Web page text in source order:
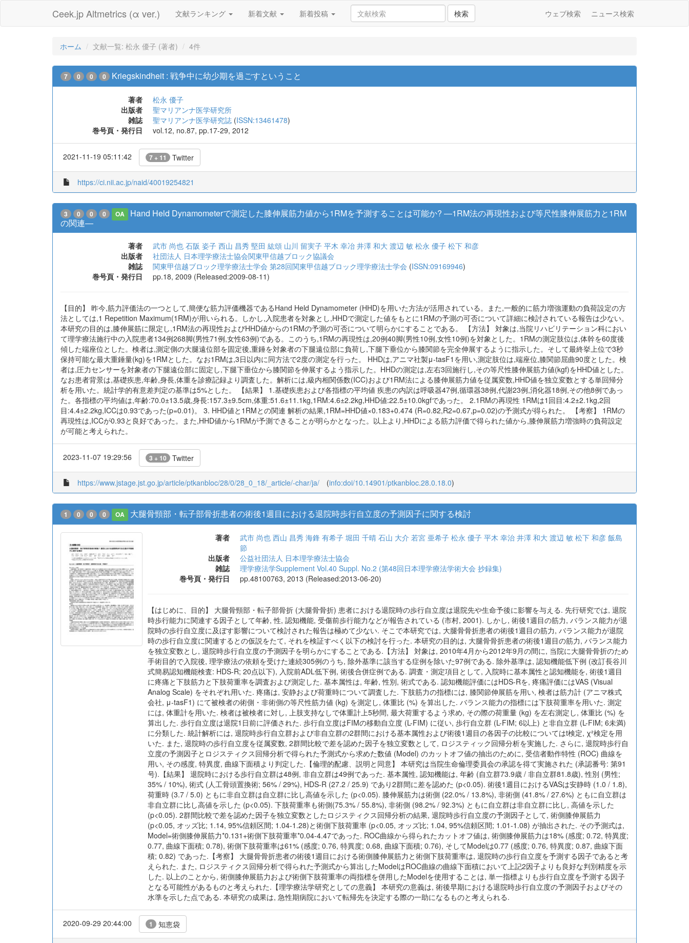
Ceek.jp Altmetrics (α ver.) 文献ランキング 新着文献 新着投稿 検索 ウェブ検索 ニュース検索
ホーム 文献一覧: 松永 優子 (著者) 4件
7 0 0 0 Kriegskindheit : 戦争中に幼少期を過ごすということ
著者
松永 優子
出版者
聖マリアンナ医学研究所
雑誌
聖マリアンナ医学研究誌 (ISSN:13461478)
巻号頁・発行日
vol.12, no.87, pp.17-29, 2012
2021-11-19 05:11:42 7 + 11 Twitter
https://ci.nii.ac.jp/naid/40019254821
3 0 0 0 OA
Hand Held Dynamometerで測定した膝伸展筋力値から1RMを予測することは可能か? ―1RM法の再現性および等尺性膝伸展筋力と1RM
の関連―
著者 武市 尚也 石阪 姿子 西山 昌秀 堅田 紘頌 山川 留実子 平木 幸冶 井澤 和大 渡辺 敏 松永 優子 松下 和彦
出版者
社団法人 日本理学療法士協会関東甲信越ブロック協議会
雑誌
関東甲信越ブロック理学療法士学会 第28回関東甲信越ブロック理学療法士学会 (ISSN:09169946)
巻号頁・発行日
pp.18, 2009 (Released:2009-08-11)
【目的】 昨今,筋力評価法の一つとして,簡便な筋力評価機器であるHand Held Dynamometer (HHD)を用いた方法が活用されている。また,一般的に筋力増強運動の負荷設定の方
法としては,1 Repetition Maximum(1RM)が用いられる。しかし,入院患者を対象とし,HHDで測定した値をもとに1RMの予測の可否について詳細に検討されている報告は少ない。
本研究の目的は,膝伸展筋に限定し,1RM法の再現性およびHHD値からの1RMの予測の可否について明らかにすることである。 【方法】 対象は,当院リハビリテーション科におい
て理学療法施行中の入院患者134例268脚(男性71例,女性63例)である。このうち,1RMの再現性は,20例40脚(男性10例,女性10例)を対象とした。1RMの測定肢位は,体幹を60度後
傾した端座位とした。検者は,測定側の大腿遠位部を固定後,重錘を対象者の下腿遠位部に負荷し,下腿下垂位から膝関節を完全伸展するように指示した。そして最終挙上位で3秒
保持可能な最大重錘量(kg)を1RMとした。なお1RMは,3日以内に同方法で2度の測定を行った。 HHDは,アニマ社製μ-tasF1を用い,測定肢位は,端座位,膝関節屈曲90度とした。検
者は,圧力センサーを対象者の下腿遠位部に固定し,下腿下垂位から膝関節を伸展するよう指示した。HHDの測定は,左右3回施行し,その等尺性膝伸展筋力値(kgf)をHHD値とした。
なお患者背景は,基礎疾患,年齢,身長,体重を診療記録より調査した。解析には,級内相関係数(ICC)および1RM法による膝伸展筋力値を従属変数,HHD値を独立変数とする単回帰分
析を用いた。統計学的有意差判定の基準は5%とした。 【結果】 1.基礎疾患および各指標の平均値 疾患の内訳は呼吸器47例,循環器38例,代謝23例,消化器18例,その他8例であっ
た。各指標の平均値は,年齢:70.0±13.5歳,身長:157.3±9.5cm,体重:51.6±11.1kg,1RM:4.6±2.2kg,HHD値:22.5±10.0kgfであった。 2.1RMの再現性 1RMは1回目:4.2±2.1kg,2回
目:4.4±2.2kg,ICCは0.93であった(p=0.01)。 3. HHD値と1RMとの関連 解析の結果,1RM=HHD値×0.183+0.474 (R=0.82,R2=0.67,p=0.02)の予測式が得られた。 【考察】 1RMの
再現性は,ICCが0.93と良好であった。また,HHD値から1RMが予測できることが明らかとなった。以上より,HHDによる筋力評価で得られた値から,膝伸展筋力増強時の負荷設定
が可能と考えられた。
2023-11-07 19:29:56 3 + 10 Twitter
https://www.jstage.jst.go.jp/article/ptkanbloc/28/0/28_0_18/_article/-char/ja/ (info:doi/10.14901/ptkanbloc.28.0.18.0)
1 0 0 0 OA 大腿骨頸部・転子部骨折患者の術後1週目における退院時歩行自立度の予測因子に関する検討
著者 武市 尚也 西山 昌秀 海鋒 有希子 堀田 千晴 石山 大介 若宮 亜希子 松永 優子 平木 幸治 井澤 和大 渡辺 敏 松下 和彦 飯島
節
出版者
公益社団法人 日本理学療法士協会
雑誌
理学療法学Supplement Vol.40 Suppl. No.2 (第48回日本理学療法学術大会 抄録集)
巻号頁・発行日
pp.48100763, 2013 (Released:2013-06-20)
【はじめに、目的】 大腿骨頸部・転子部骨折 (大腿骨骨折) 患者における退院時の歩行自立度は退院先や生命予後に影響を与える. 先行研究では, 退院
時歩行能力に関連する因子として年齢, 性, 認知機能, 受傷前歩行能力などが報告されている (市村, 2001). しかし, 術後1週目の筋力, バランス能力が退
院時の歩行自立度に及ぼす影響について検討された報告は極めて少ない. そこで本研究では, 大腿骨骨折患者の術後1週目の筋力, バランス能力が退院
時の歩行自立度に関連するとの仮説をたて, それを検証すべく以下の検討を行った. 本研究の目的は, 大腿骨骨折患者の術後1週目の筋力, バランス能力
を独立変数とし, 退院時歩行自立度の予測因子を明らかにすることである.【方法】 対象は, 2010年4月から2012年9月の間に, 当院に大腿骨骨折のため
手術目的で入院後, 理学療法の依頼を受けた連続305例のうち, 除外基準に該当する症例を除いた97例である. 除外基準は, 認知機能低下例 (改訂長谷川
式簡易認知機能検査: HDS-R; 20点以下), 入院前ADL低下例, 術後合併症例である. 調査・測定項目として, 入院時に基本属性と認知機能を, 術後1週目
に疼痛と下肢筋力と下肢荷重率を調査および測定した. 基本属性は, 年齢, 性別, 術式である. 認知機能評価にはHDS-Rを, 疼痛評価にはVAS (Visual
Analog Scale) をそれぞれ用いた. 疼痛は, 安静および荷重時について調査した. 下肢筋力の指標には, 膝関節伸展筋を用い, 検者は筋力計 (アニマ株式
会社, μ-tasF1) にて被検者の術側・非術側の等尺性筋力値 (kg) を測定し, 体重比 (%) を算出した. バランス能力の指標には下肢荷重率を用いた. 測定
には, 体重計を用いた. 検者は被検者に対し, 上肢支持なしで体重計上5秒間, 最大荷重するよう求め, その際の荷重量 (kg) を左右測定し, 体重比 (%) を
算出した. 歩行自立度は退院1日前に評価された. 歩行自立度はFIMの移動自立度 (L-FIM) に従い, 歩行自立群 (L-FIM; 6以上) と非自立群 (L-FIM; 6未満)
に分類した. 統計解析には, 退院時歩行自立群および非自立群の2群間における基本属性および術後1週目の各因子の比較についてはt検定, χ²検定を用
いた. また, 退院時の歩行自立度を従属変数, 2群間比較で差を認めた因子を独立変数として, ロジスティック回帰分析を実施した. さらに, 退院時歩行自
立度の予測因子とロジスティクス回帰分析で得られた予測式から求めた数値 (Model) のカットオフ値の抽出のために, 受信者動作特性 (ROC) 曲線を
用い, その感度, 特異度, 曲線下面積より判定した.【倫理的配慮、説明と同意】 本研究は当院生命倫理委員会の承認を得て実施された (承認番号: 第91
号).【結果】 退院時における歩行自立群は48例, 非自立群は49例であった. 基本属性, 認知機能は, 年齢 (自立群73.9歳 / 非自立群81.8歳), 性別 (男性;
35% / 10%), 術式 (人工骨頭置換術; 56% / 29%), HDS-R (27.2 / 25.9) であり2群間に差を認めた (p<0.05). 術後1週目におけるVASは安静時 (1.0 / 1.8),
荷重時 (3.7 / 5.0) ともに非自立群は自立群に比し高値を示した (p<0.05). 膝伸展筋力は術側 (22.0% / 13.8%), 非術側 (41.8% / 27.6%) ともに自立群は
非自立群に比し高値を示した (p<0.05). 下肢荷重率も術側(75.3% / 55.8%), 非術側 (98.2% / 92.3%) ともに自立群は非自立群に比し, 高値を示した
(p<0.05). 2群間比較で差を認めた因子を独立変数としたロジスティクス回帰分析の結果, 退院時歩行自立度の予測因子として, 術側膝伸展筋力
(p<0.05, オッズ比; 1.14, 95%信頼区間; 1.04-1.28)と術側下肢荷重率 (p<0.05, オッズ比; 1.04, 95%信頼区間; 1.01-1.08) が抽出された. その予測式は,
Model=術側膝伸展筋力*0.131+術側下肢荷重率*0.04-4.47であった. ROC曲線から得られたカットオフ値は, 術側膝伸展筋力は18% (感度; 0.72, 特異度;
0.77, 曲線下面積; 0.78), 術側下肢荷重率は61% (感度; 0.76, 特異度; 0.68, 曲線下面積; 0.76), そしてModelは0.77 (感度; 0.76, 特異度; 0.87, 曲線下面
積; 0.82) であった.【考察】 大腿骨骨折患者の術後1週目における術側膝伸展筋力と術側下肢荷重率は, 退院時の歩行自立度を予測する因子であると考
えられた. また, ロジスティクス回帰分析で得られた予測式から算出したModelはROC曲線の曲線下面積において上記2因子よりも良好な判別精度を示
した. 以上のことから, 術側膝伸展筋力および術側下肢荷重率の両指標を併用したModelを使用することは, 単一指標よりも歩行自立度を予測する因子
となる可能性があるものと考えられた.【理学療法学研究としての意義】 本研究の意義は, 術後早期における退院時歩行自立度の予測因子およびその
水準を示した点である. 本研究の成果は, 急性期病院において転帰先を決定する際の一助になるものと考えられる.
2020-09-29 20:44:00 1 知恵袋